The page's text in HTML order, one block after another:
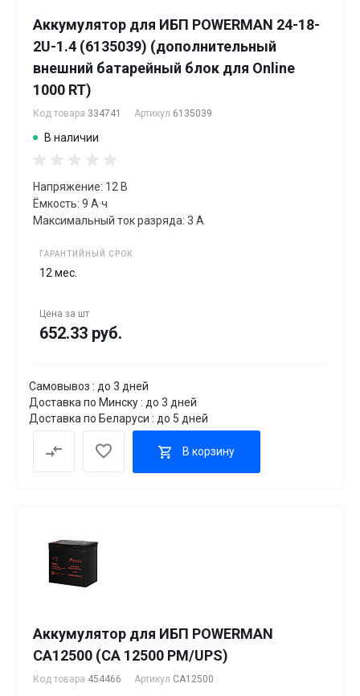
Аккумулятор для ИБП POWERMAN 24-18-
2U-1.4 (6135039) (дополнительный
внешний батарейный блок для Online
1000 RT)
Код товара 334741 Артикул 6135039
В наличии
Напряжение: 12 В
Ёмкость: 9 А·ч
Максимальный ток разряда: 3 А
ГАРАНТИЙНЫЙ СРОК
12 мес.
Цена за шт
652.33 руб.
Самовывоз : до 3 дней
Доставка по Минску : до 3 дней
Доставка по Беларуси : до 5 дней
В корзину
Аккумулятор для ИБП POWERMAN
CA12500 (CA 12500 PM/UPS)
Код товара 454466 Артикул CA12500